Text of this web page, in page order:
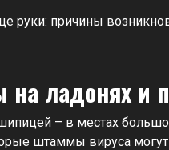
ладонях и
– в местах
штаммы вируса